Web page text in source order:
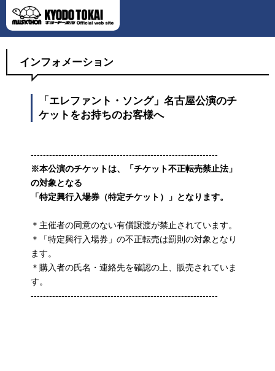
インフォメーション
「エレファント・ソング」名古屋公演のチ
ケットをお持ちのお客様へ
-------------------------------------------------------------
※本公演のチケットは、「チケット不正転売禁止法」
の対象となる
「特定興行入場券（特定チケット）」となります。
＊主催者の同意のない有償譲渡が禁止されています。
＊「特定興行入場券」の不正転売は罰則の対象となり
ます。
＊購入者の氏名・連絡先を確認の上、販売されていま
す。
-------------------------------------------------------------